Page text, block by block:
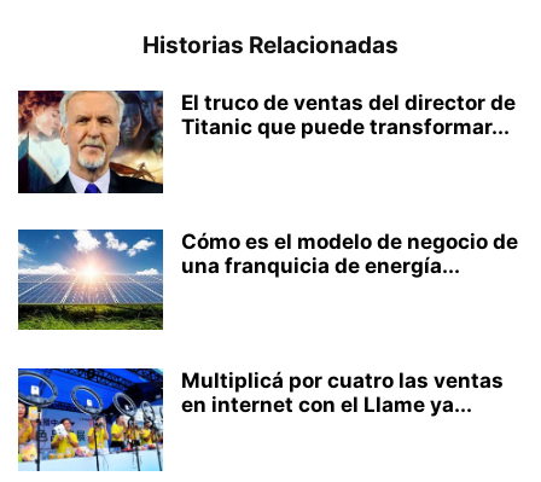
Historias Relacionadas
El truco de ventas del director de
Titanic que puede transformar...
Cómo es el modelo de negocio de
una franquicia de energía...
Multiplicá por cuatro las ventas
en internet con el Llame ya...